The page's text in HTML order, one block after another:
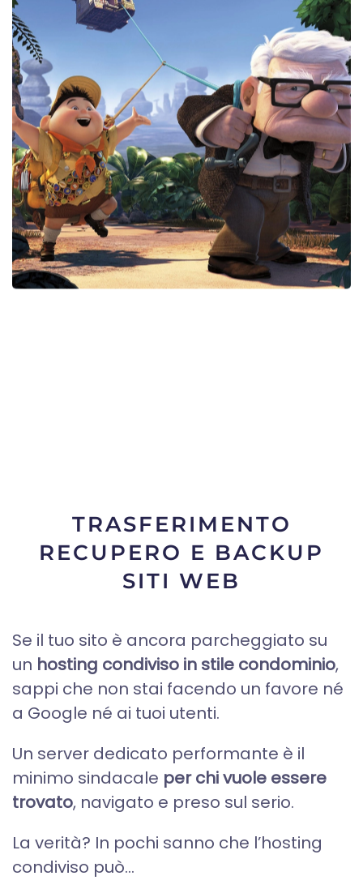
TRASFERIMENTO
RECUPERO E BACKUP
SITI WEB
Se il tuo sito è ancora parcheggiato su
un hosting condiviso in stile condominio,
sappi che non stai facendo un favore né
a Google né ai tuoi utenti.
Un server dedicato performante è il
minimo sindacale per chi vuole essere
trovato, navigato e preso sul serio.
La verità? In pochi sanno che l’hosting
condiviso può...